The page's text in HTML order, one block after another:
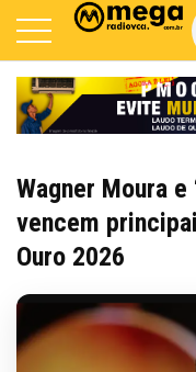
Wagner Moura
vencem
Ouro 2026